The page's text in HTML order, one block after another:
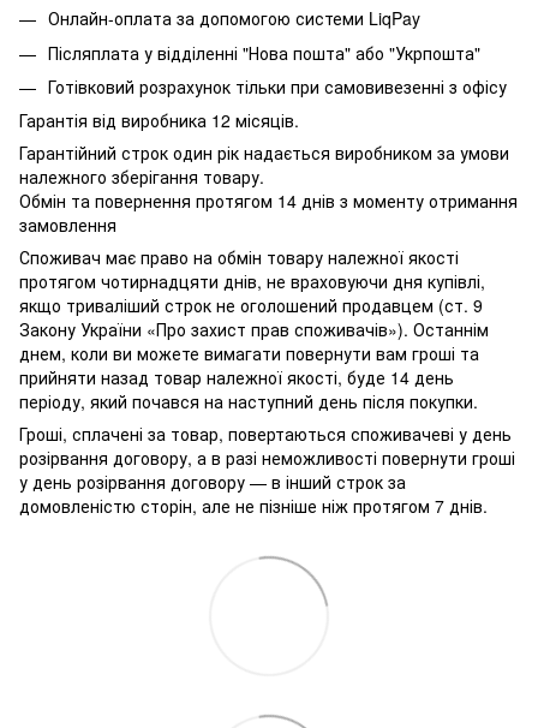
Онлайн-оплата за допомогою системи LiqPay
Післяплата у відділенні "Нова пошта" або "Укрпошта"
Готівковий розрахунок тільки при самовивезенні з офісу
Гарантія від виробника 12 місяців.
Гарантійний строк один рік надається виробником за умови
належного зберігання товару.
Обмін та повернення протягом 14 днів з моменту отримання
замовлення
Споживач має право на обмін товару належної якості
протягом чотирнадцяти днів, не враховуючи дня купівлі,
якщо триваліший строк не оголошений продавцем (ст. 9
Закону України «Про захист прав споживачів»). Останнім
днем, коли ви можете вимагати повернути вам гроші та
прийняти назад товар належної якості, буде 14 день
періоду, який почався на наступний день після покупки.
Гроші, сплачені за товар, повертаються споживачеві у день
розірвання договору, а в разі неможливості повернути гроші
у день розірвання договору — в інший строк за
домовленістю сторін, але не пізніше ніж протягом 7 днів.